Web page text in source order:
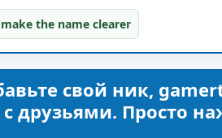
the name clearer
свой ник,
друзьями. Просто